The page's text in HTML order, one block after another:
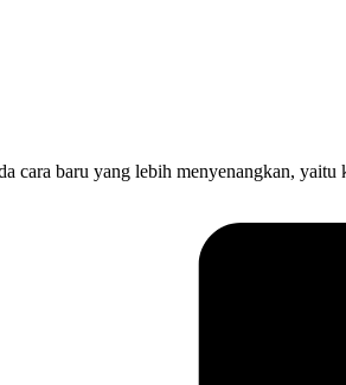
cara baru yang lebih menyenangkan,